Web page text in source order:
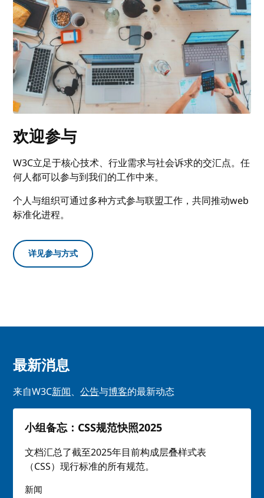
欢迎参与
W3C立足于核心技术、行业需求与社会诉求的交汇点。任
何人都可以参与到我们的工作中来。
个人与组织可通过多种方式参与联盟工作，共同推动web
标准化进程。
详见参与方式
最新消息
来自W3C新闻、公告与博客的最新动态
小组备忘：CSS规范快照2025
文档汇总了截至2025年目前构成层叠样式表
（CSS）现行标准的所有规范。
新闻